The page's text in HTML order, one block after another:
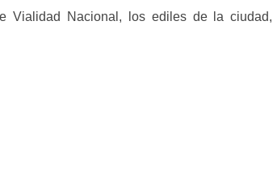
Vialidad Nacional, los ediles de la